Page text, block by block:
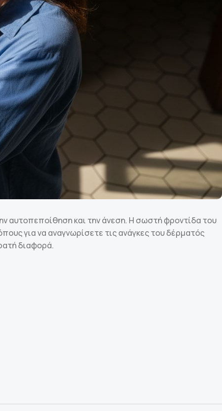
αυτοπεποίθηση και την άνεση. Η σωστή φροντίδα του
για να αναγνωρίσετε τις ανάγκες του δέρματός
διαφορά.